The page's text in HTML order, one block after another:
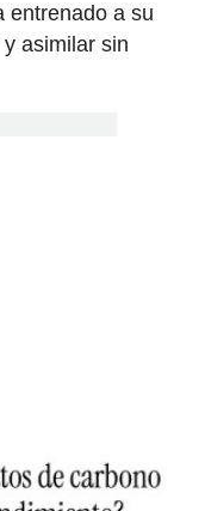
entrenado a su
asimilar sin